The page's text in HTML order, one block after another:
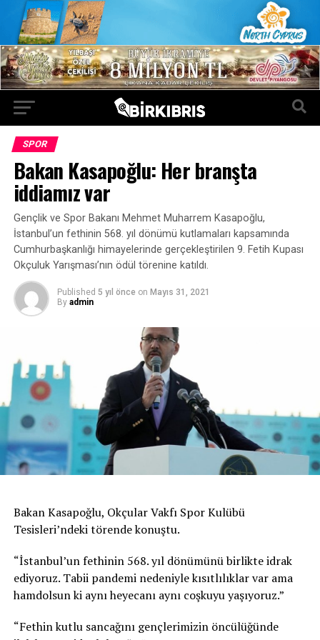
SPOR
Bakan Kasapoğlu: Her branşta
iddiamız var
Gençlik ve Spor Bakanı Mehmet Muharrem Kasapoğlu,
İstanbul’un fethinin 568. yıl dönümü kutlamaları kapsamında
Cumhurbaşkanlığı himayelerinde gerçekleştirilen 9. Fetih Kupası
Okçuluk Yarışması’nın ödül törenine katıldı.
Published 5 yıl önce on Mayıs 31, 2021
By admin
Bakan Kasapoğlu, Okçular Vakfı Spor Kulübü
Tesisleri’ndeki törende konuştu.
“İstanbul’un fethinin 568. yıl dönümünü birlikte idrak
ediyoruz. Tabii pandemi nedeniyle kısıtlılıklar var ama
hamdolsun ki aynı heyecanı aynı coşkuyu yaşıyoruz.”
“Fethin kutlu sancağını gençlerimizin öncülüğünde